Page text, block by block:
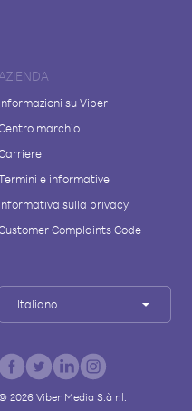
AZIENDA
Informazioni su Viber
marchio
e informative
Informativa sulla privacy
Complaints Code
Italiano
2026Viber Media S.à r.l.